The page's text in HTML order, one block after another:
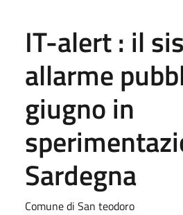
IT-alert : il
allarme
giugno in
Sardegna
Comune di San teodoro